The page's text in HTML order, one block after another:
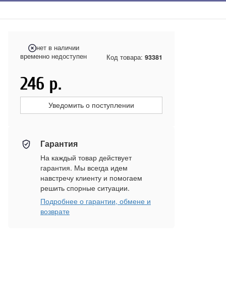
нет в наличии
временно недоступен
Код товара: 93381
246 р.
Уведомить о поступлении
Гарантия
На каждый товар действует
гарантия. Мы всегда идем
навстречу клиенту и помогаем
решить спорные ситуации.
Подробнее о гарантии, обмене и
возврате